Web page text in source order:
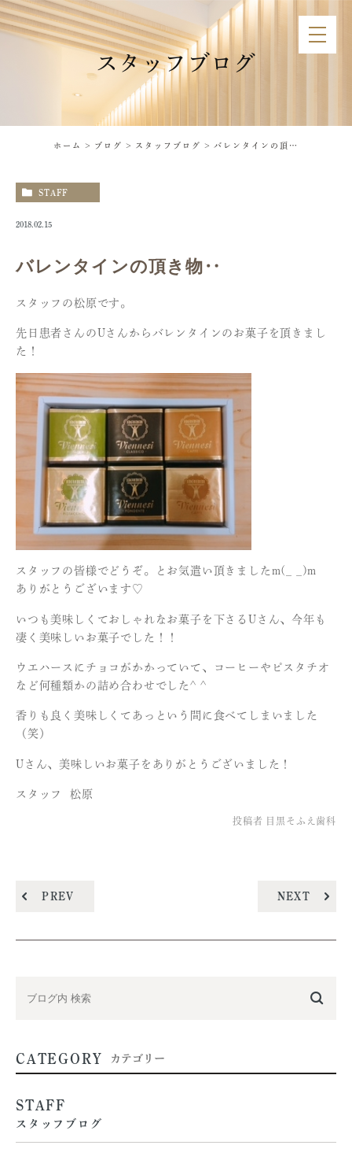
スタッフブログ
ホーム ブログ スタッフブログ バレンタインの頂き物‥
STAFF
2018.02.15
バレンタインの頂き物‥
スタッフの松原です。
先日患者さんのUさんからバレンタインのお菓子を頂きまし
た！
スタッフの皆様でどうぞ。とお気遣い頂きましたm(_ _)m
ありがとうございます♡
いつも美味しくておしゃれなお菓子を下さるUさん、今年も
凄く美味しいお菓子でした！！
ウエハースにチョコがかかっていて、コーヒーやピスタチオ
など何種類かの詰め合わせでした^ ^
香りも良く美味しくてあっという間に食べてしまいました
（笑）
Uさん、美味しいお菓子をありがとうございました！
スタッフ 松原
投稿者 目黒そふえ歯科
PREV NEXT
CATEGORY カテゴリー
STAFF
スタッフブログ